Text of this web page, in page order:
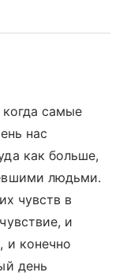
самые
нас
как больше,
людьми.
чувств в
и
и конечно
день